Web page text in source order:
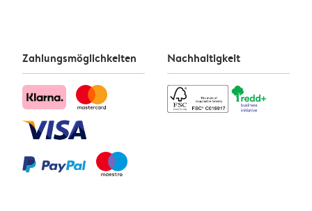
Zahlungsmöglichkeiten Nachhaltigkeit